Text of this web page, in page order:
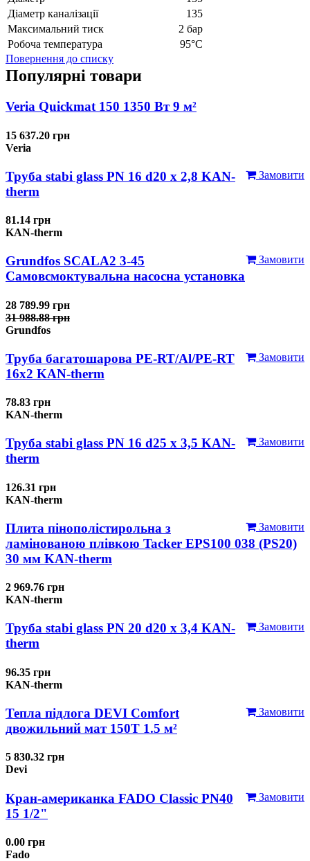
Діаметр каналізації
135
Максимальний тиск
2 бар
Робоча температура
95°С
Повернення до списку
Популярні товари
Veria Quickmat 150 1350 Вт 9 м²
15 637.20 грн
Veria
Замовити
Труба stabi glass PN 16 d20 х 2,8 KAN-
therm
81.14 грн
KAN-therm
Замовити
Grundfos SCALA2 3-45
Самовсмоктувальна насосна установка
28 789.99 грн
31 988.88 грн
Grundfos
Замовити
Труба багатошарова PE-RT/Al/PE-RT
16x2 KAN-therm
78.83 грн
KAN-therm
Замовити
Труба stabi glass PN 16 d25 х 3,5 KAN-
therm
126.31 грн
KAN-therm
Замовити
Плита пінополістирольна з
ламінованою плівкою Tacker EPS100 038 (PS20)
30 мм KAN-therm
2 969.76 грн
KAN-therm
Замовити
Труба stabi glass PN 20 d20 х 3,4 KAN-
therm
96.35 грн
KAN-therm
Замовити
Тепла підлога DEVI Comfort
двожильний мат 150T 1.5 м²
5 830.32 грн
Devi
Замовити
Кран-американка FADO Classic PN40
15 1/2"
0.00 грн
Fado